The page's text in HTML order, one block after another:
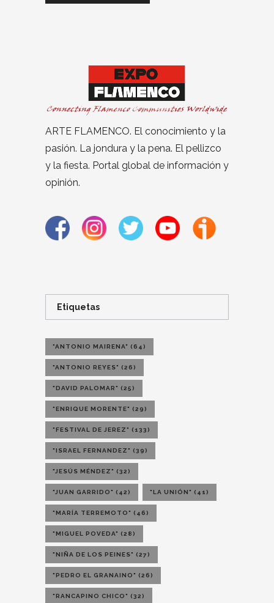
ARTE FLAMENCO. El conocimiento y la
pasión. La jondura y la pena. El pellizco
y la fiesta. Portal global de información y
opinión.
Etiquetas
"ANTONIO MAIRENA" (64)
"ANTONIO REYES" (26)
"DAVID PALOMAR" (25)
"ENRIQUE MORENTE" (29)
"FESTIVAL DE JEREZ" (133)
"ISRAEL FERNANDEZ" (39)
"JESÚS MÉNDEZ" (32)
"JUAN GARRIDO" (42) "LA UNIÓN" (41)
"MARÍA TERREMOTO" (46)
"MIGUEL POVEDA" (28)
"NIÑA DE LOS PEINES" (27)
"PEDRO EL GRANAINO" (26)
"RANCAPINO CHICO" (32)